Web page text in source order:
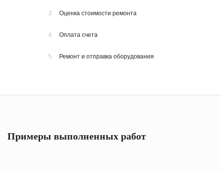
3 Оценка стоимости ремонта
4 Оплата счета
5 Ремонт и отправка оборудования
Примеры выполненных работ